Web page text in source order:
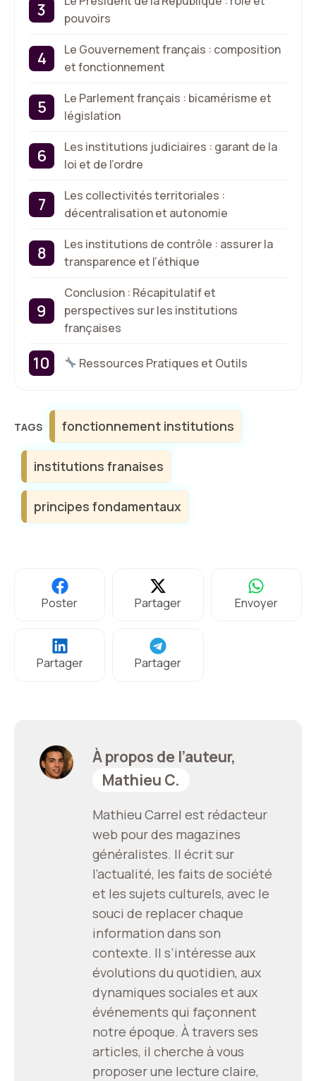
pouvoirs
Le Gouvernement français : composition
et fonctionnement
Le Parlement français : bicamérisme et
législation
Les institutions judiciaires : garant de la
loi et de l’ordre
Les collectivités territoriales :
décentralisation et autonomie
Les institutions de contrôle : assurer la
transparence et l’éthique
Conclusion : Récapitulatif et
perspectives sur les institutions
françaises
Ressources Pratiques et Outils
Étiquettes
fonctionnement institutions
institutions franaises
principes fondamentaux
Poster Partager Envoyer
Partager Partager
À propos de l’auteur,
Mathieu C.
Mathieu Carrel est rédacteur
web pour des magazines
généralistes. Il écrit sur
l’actualité, les faits de société
et les sujets culturels, avec le
souci de replacer chaque
information dans son
contexte. Il s’intéresse aux
évolutions du quotidien, aux
dynamiques sociales et aux
événements qui façonnent
notre époque. À travers ses
articles, il cherche à vous
proposer une lecture claire,